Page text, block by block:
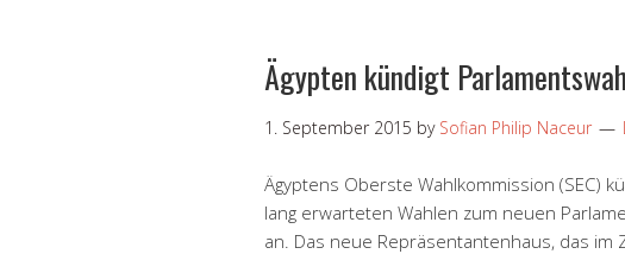
Ägypten kündigt
1. September 2015 by Sofian Philip Naceur
Ägyptens Oberste Wahlkommission (SEC)
lang erwarteten Wahlen zum neuen
an. Das neue Repräsentantenhaus, das